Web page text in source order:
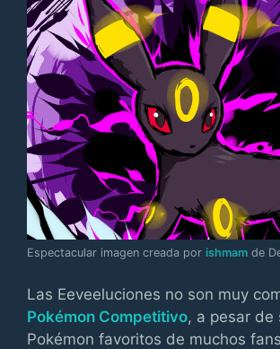
Espectacular imagen creada por ishmam de
Las Eeveeluciones no son muy
Pokémon Competitivo, a pesar de
Pokémon favoritos de muchos